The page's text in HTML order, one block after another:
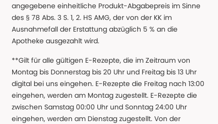
angegebene einheitliche Produkt-Abgabepreis im Sinne
des § 78 Abs. 3 S. 1, 2. HS AMG, der von der KK im
Ausnahmefall der Erstattung abzüglich 5 % an die
Apotheke ausgezahlt wird.
**Gilt für alle gültigen E-Rezepte, die im Zeitraum von
Montag bis Donnerstag bis 20 Uhr und Freitag bis 13 Uhr
digital bei uns eingehen. E-Rezepte die Freitag nach 13:00
eingehen, werden am Montag zugestellt. E-Rezepte die
zwischen Samstag 00:00 Uhr und Sonntag 24:00 Uhr
eingehen, werden am Dienstag zugestellt. Von der